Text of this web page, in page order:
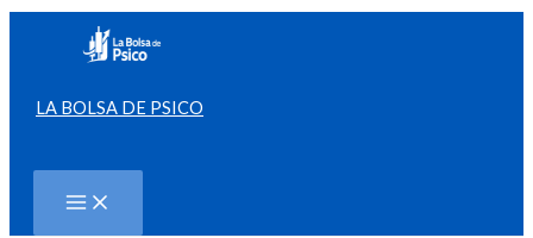
contenido
LA BOLSA DE PSICO